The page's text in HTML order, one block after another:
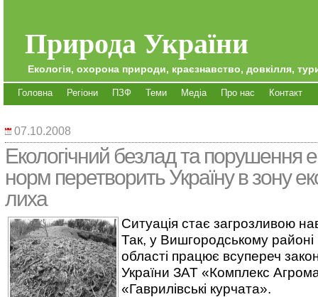
Природа України
Екологія, охорона природи, краєзнавство, довкілля,
Головна Регіони ПЗФ Теми Медіа Про нас Контакт
07.10.2008
Екологічний безлад та порушення
норм перетворить Україну в зону
лиха
Ситуація стає загрозливою
Так, у Вишгородському районі
області працює всупереч
України ЗАТ «Комплекс
«Гаврилівські курчата».